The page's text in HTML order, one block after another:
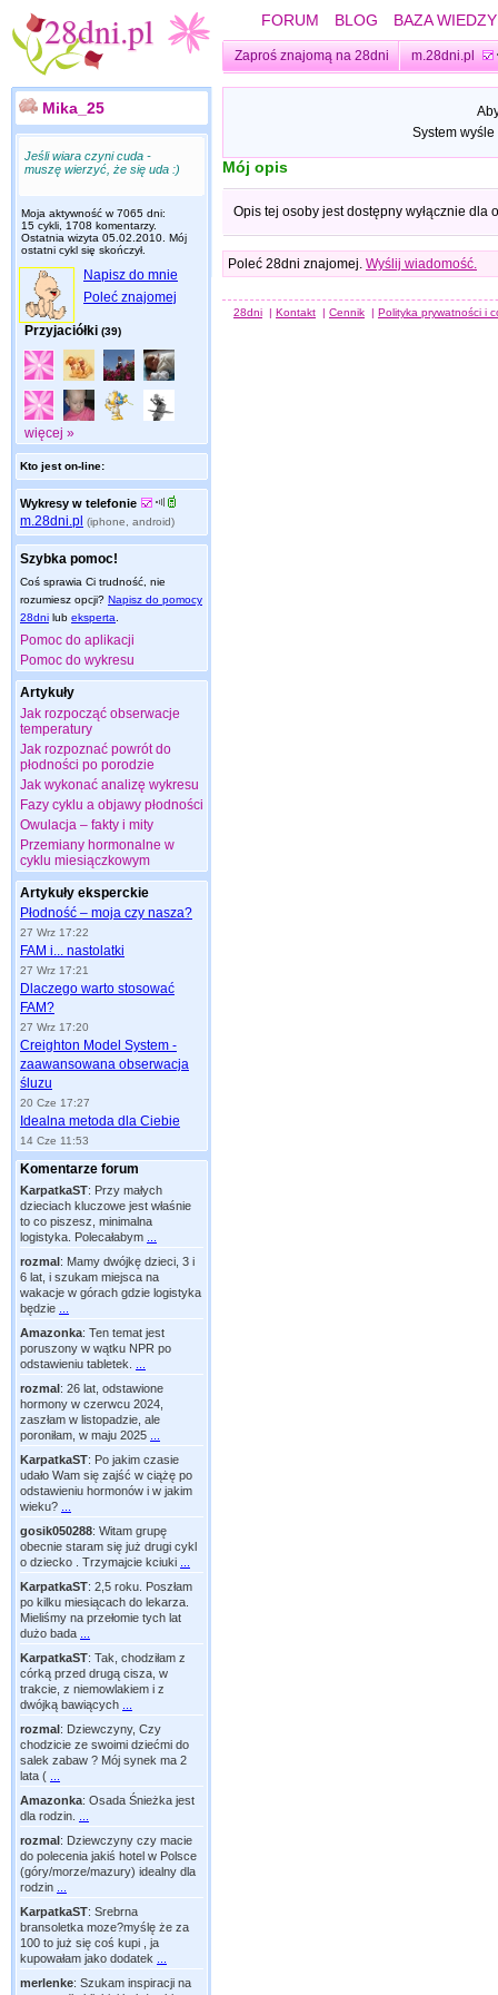
FORUM BLOG BAZA WIEDZY
Zaproś znajomą na 28dni m.28dni.pl
Mika_25
Jeśli wiara czyni cuda -
muszę wierzyć, że się uda :)
Moja aktywność w 7065 dni:
15 cykli, 1708 komentarzy.
Ostatnia wizyta 05.02.2010 . Mój
ostatni cykl się skończył.
Napisz do mnie
Poleć znajomej
Przyjaciółki (39)
więcej »
Kto jest on-line:
Wykresy w telefonie
m.28dni.pl (iphone, android)
Szybka pomoc!
Coś sprawia Ci trudność, nie
rozumiesz opcji? Napisz do pomocy
28dni lub eksperta
Pomoc do aplikacji
Pomoc do wykresu
Artykuły
Jak rozpocząć obserwacje
temperatury
Jak rozpoznać powrót do
płodności po porodzie
Jak wykonać analizę wykresu
Fazy cyklu a objawy płodności
Owulacja – fakty i mity
Przemiany hormonalne w
cyklu miesiączkowym
Artykuły eksperckie
Płodność – moja czy nasza?
27 Wrz 17:22
FAM i... nastolatki
27 Wrz 17:21
Dlaczego warto stosować
FAM?
27 Wrz 17:20
Creighton Model System -
zaawansowana obserwacja
śluzu
20 Cze 17:27
Idealna metoda dla Ciebie
14 Cze 11:53
Komentarze forum
KarpatkaST: Przy małych
dzieciach kluczowe jest właśnie
to co piszesz, minimalna
logistyka. Polecałabym
rozmal: Mamy dwójkę dzieci, 3 i
6 lat, i szukam miejsca na
wakacje w górach gdzie logistyka
będzie
Amazonka: Ten temat jest
poruszony w wątku NPR po
odstawieniu tabletek.
rozmal: 26 lat, odstawione
hormony w czerwcu 2024,
zaszłam w listopadzie, ale
poroniłam, w maju 2025
KarpatkaST: Po jakim czasie
udało Wam się zajść w ciążę po
odstawieniu hormonów i w jakim
wieku?
gosik050288: Witam grupę
obecnie staram się już drugi cykl
o dziecko . Trzymajcie kciuki
KarpatkaST: 2,5 roku. Poszłam
po kilku miesiącach do lekarza.
Mieliśmy na przełomie tych lat
dużo bada
KarpatkaST: Tak, chodziłam z
córką przed drugą cisza, w
trakcie, z niemowlakiem i z
dwójką bawiących
rozmal: Dziewczyny, Czy
chodzicie ze swoimi dziećmi do
salek zabaw ? Mój synek ma 2
lata (
Amazonka: Osada Śnieżka jest
dla rodzin.
rozmal: Dziewczyny czy macie
do polecenia jakiś hotel w Polsce
(góry/morze/mazury) idealny dla
rodzin
KarpatkaST: Srebrna
bransoletka moze?myślę że za
100 to już się coś kupi , ja
kupowałam jako dodatek
merlenke: Szukam inspiracji na
System
Mój opis
Opis tej osoby jest dostępny wyłącznie dla
Poleć 28dni znajomej. Wyślij wiadomość.
28dni | Kontakt | Cennik | Polityka prywatności i